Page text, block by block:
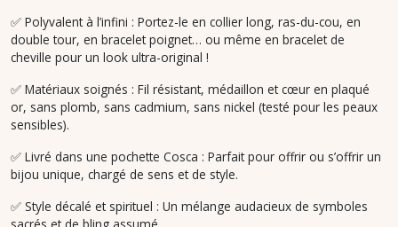
✅ Polyvalent à l’infini : Portez-le en collier long, ras-du-cou, en
double tour, en bracelet poignet… ou même en bracelet de
cheville pour un look ultra-original !
✅ Matériaux soignés : Fil résistant, médaillon et cœur en plaqué
or, sans plomb, sans cadmium, sans nickel (testé pour les peaux
sensibles).
✅ Livré dans une pochette Cosca : Parfait pour offrir ou s’offrir un
bijou unique, chargé de sens et de style.
✅ Style décalé et spirituel : Un mélange audacieux de symboles